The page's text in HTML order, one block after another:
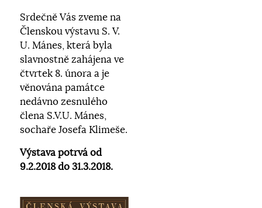
Srdečně Vás zveme na
Členskou výstavu S. V.
U. Mánes, která byla
slavnostně zahájena ve
čtvrtek 8. února a je
věnována památce
nedávno zesnulého
člena S.V.U. Mánes,
sochaře Josefa Klimeše.
Výstava potrvá od
9.2.2018 do 31.3.2018.